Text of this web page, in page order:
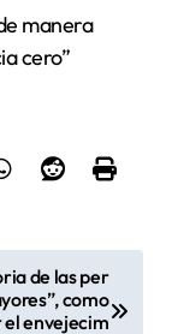
manera
cero”
de las per
como
envejecim